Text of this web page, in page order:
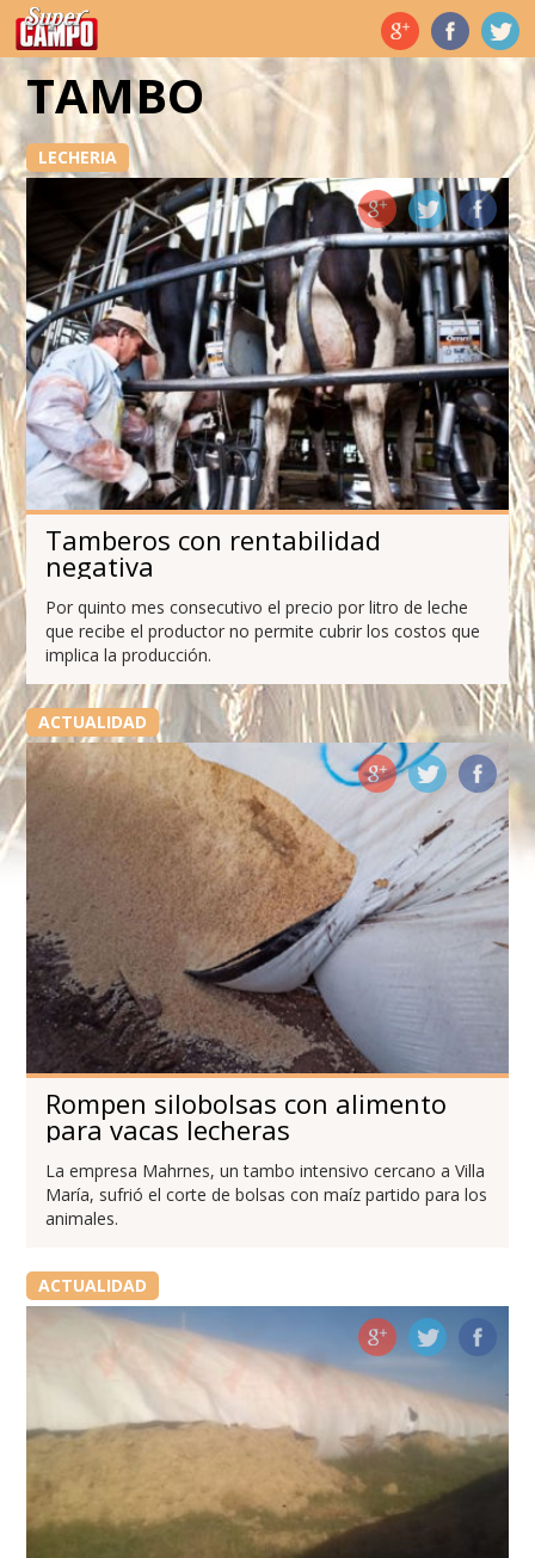
Temas de hoy
TAMBO
LECHERIA
Tamberos con rentabilidad
negativa
Por quinto mes consecutivo el precio por litro de leche
que recibe el productor no permite cubrir los costos que
implica la producción.
ACTUALIDAD
Rompen silobolsas con alimento
para vacas lecheras
La empresa Mahrnes, un tambo intensivo cercano a Villa
María, sufrió el corte de bolsas con maíz partido para los
animales.
ACTUALIDAD